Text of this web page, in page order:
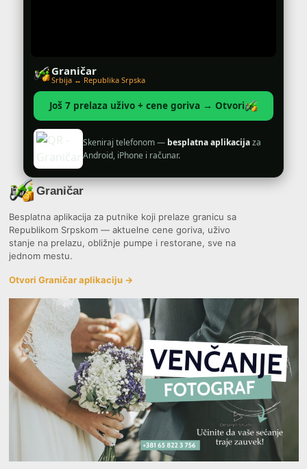
Graničar
Srbija ↔ Republika Srpska
Još 7 prelaza uživo + cene goriva → Otvori
Skeniraj telefonom — besplatna aplikacijaza
Android, iPhone i računar.
Graničar
Besplatna aplikacija za putnike koji prelaze granicu sa
Republikom Srpskom — aktuelne cene goriva, uživo
stanje na prelazu, obližnje pumpe i restorane, sve na
jednom mestu.
Otvori Graničar aplikaciju →